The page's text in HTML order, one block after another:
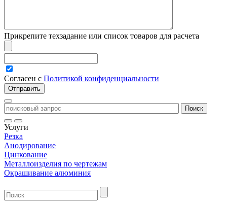
Прикрепите техзадание или список товаров для расчета
Согласен с Политикой конфиденциальности
Услуги
Резка
Анодирование
Цинкование
Металлоизделия по чертежам
Окрашивание алюминия